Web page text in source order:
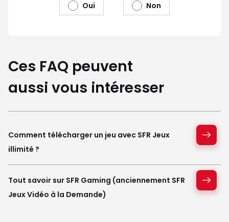
Oui Non
Ces FAQ peuvent
aussi vous intéresser
Comment télécharger un jeu avec SFR Jeux
illimité ?
Tout savoir sur SFR Gaming (anciennement SFR
Jeux Vidéo à la Demande)